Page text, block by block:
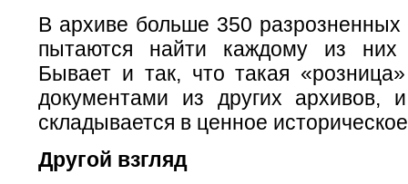
В архиве больше 350
пытаются найти каждому из них
Бывает и так, что такая
документами из других архивов,
складывается в ценное
Другой взгляд